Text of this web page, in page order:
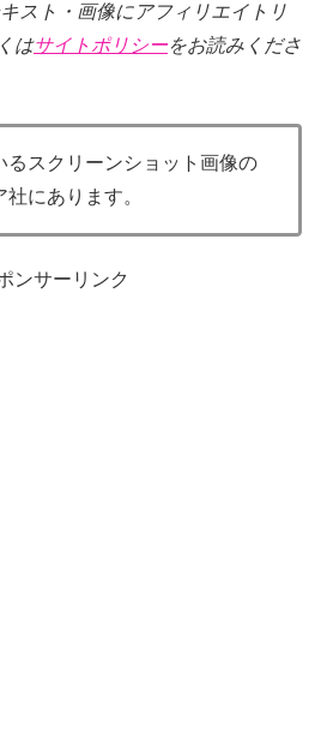
スト・画像にアフィリエイトリ
はサイトポリシーをお読みくださ
るスクリーンショット画像の
にあります。
ンサーリンク